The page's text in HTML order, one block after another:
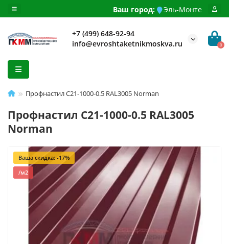
Ваш город: Эль-Монте
+7 (499) 648-92-94
info@evroshtaketnikmoskva.ru
0
Профнастил C21-1000-0.5 RAL3005 Norman
Профнастил C21-1000-0.5 RAL3005
Norman
Ваша скидка: -17%
/м2